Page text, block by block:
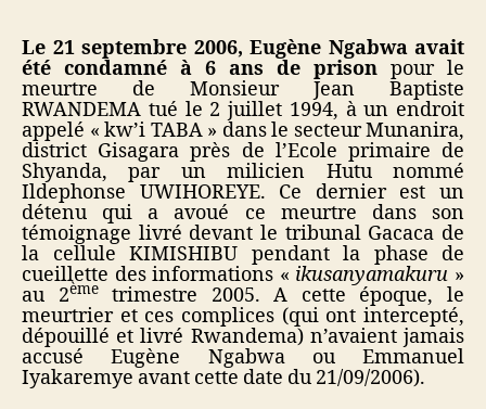
Le 21 septembre 2006, Eugène Ngabwa avait
été condamné à 6 ans de prison pour le
meurtre de Monsieur Jean Baptiste
RWANDEMA tué le 2 juillet 1994, à un endroit
appelé « kw’i TABA » dans le secteur Munanira,
district Gisagara près de l’Ecole primaire de
Shyanda, par un milicien Hutu nommé
Ildephonse UWIHOREYE. Ce dernier est un
détenu qui a avoué ce meurtre dans son
témoignage livré devant le tribunal Gacaca de
la cellule KIMISHIBU pendant la phase de
cueillette des informations « ikusanyamakuru »
au 2èmetrimestre 2005. A cette époque, le
meurtrier et ces complices (qui ont intercepté,
dépouillé et livré Rwandema) n’avaient jamais
accusé Eugène Ngabwa ou Emmanuel
Iyakaremye avant cette date du 21/09/2006).